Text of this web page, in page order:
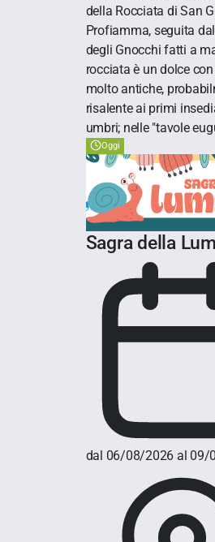
della Rocciata di San
Profiamma, seguita
degli Gnocchi fatti a
rocciata è un dolce
molto antiche,
risalente ai primi
umbri; nelle "tavole
Oggi
Sagra della
dal 06/08/2026 al 09/